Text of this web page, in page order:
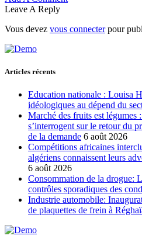
Leave A Reply
Vous devez vous connecterpour
Articles récents
Education nationale : Louisa
idéologiques au dépend du
Marché des fruits est légumes
s’interrogent sur le retour du
de la demande 6 août 2026
Compétitions africaines
algériens connaissent leurs
6 août 2026
Consommation de la drogue:
contrôles sporadiques des
Industrie automobile:
de plaquettes de frein à